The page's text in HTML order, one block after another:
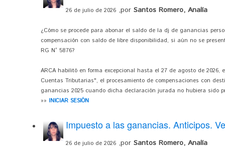
26 de julio de 2026 ,por Santos Romero, Analía
¿Cómo se procede para abonar el saldo de la dj de ganancias
compensación con saldo de libre disponibilidad, si aún no se
RG N° 5876?
ARCA habilitó en forma excepcional hasta el 27 de agosto de
Cuentas Tributarias", el procesamiento de compensaciones con
ganancias 2025 cuando dicha declaración jurada no hubiera sido
»» INICIAR SESIÓN
Impuesto a las ganancias. Anticipos.
26 de julio de 2026 ,por Santos Romero, Analía